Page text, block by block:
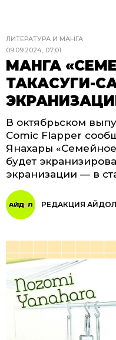
ЛИТЕРАТУРА И МАНГА
09.09.2024, 07:01
МАНГА
ТАКАСУГИ-
В октябрьском
Comic Flapper
Янахары «Семейное
будет
экранизации — в
РЕДАКЦИЯ